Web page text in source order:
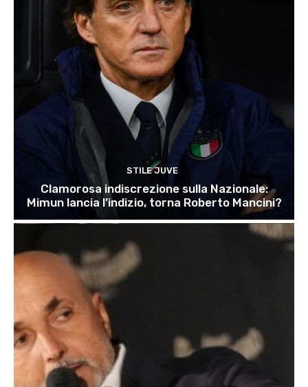
STILE JUVE
Clamorosa indiscrezione sulla Nazionale:
Mimun lancia l’indizio, torna Roberto Mancini?